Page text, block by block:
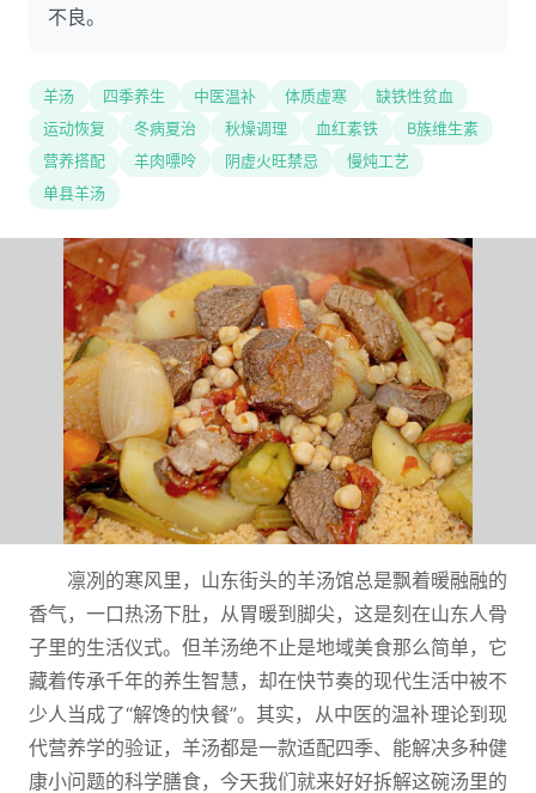
不良。
羊汤 四季养生 中医温补 体质虚寒
缺铁性贫血
运动恢复
冬病夏治 秋燥调理 血红素铁
B族维生素
营养搭配
羊肉嘌呤 阴虚火旺禁忌
慢炖工艺
单县羊汤
凛冽的寒风里，山东街头的羊汤馆总是飘着暖融融的
香气，一口热汤下肚，从胃暖到脚尖，这是刻在山东人骨
子里的生活仪式。但羊汤绝不止是地域美食那么简单，它
藏着传承千年的养生智慧，却在快节奏的现代生活中被不
少人当成了“解馋的快餐”。其实，从中医的温补理论到现
代营养学的验证，羊汤都是一款适配四季、能解决多种健
康小问题的科学膳食，今天我们就来好好拆解这碗汤里的